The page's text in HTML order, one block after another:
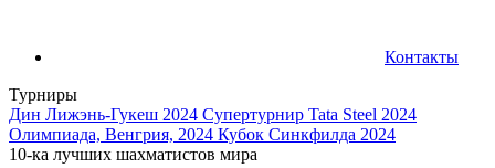
Контакты
Турниры
Дин Лижэнь-Гукеш 2024 Супертурнир Tata Steel 2024
Олимпиада, Венгрия, 2024 Кубок Синкфилда 2024
10-ка лучших шахматистов мира